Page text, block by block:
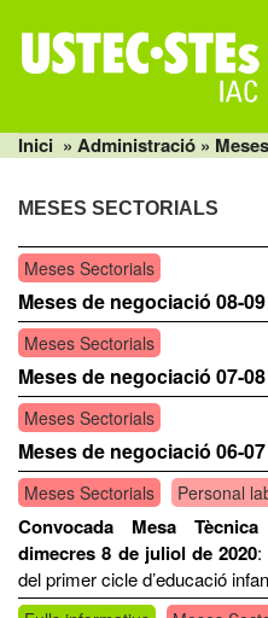
content
Inici » Administració »
MESES SECTORIALS
Meses Sectorials
Meses de negociació 08-09
Meses Sectorials
Meses de negociació 07-08
Meses Sectorials
Meses de negociació 06-07
Meses Sectorials Personal
Convocada Mesa
dimecres 8 de juliol de 2020:
del primer cicle d’educació